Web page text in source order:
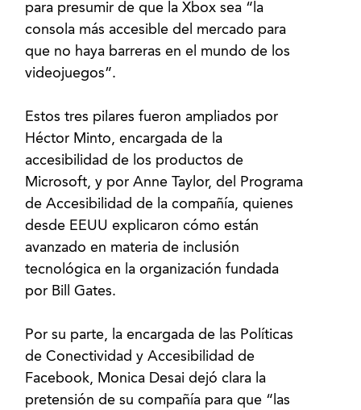
para presumir de que la Xbox sea “la
consola más accesible del mercado para
que no haya barreras en el mundo de los
videojuegos”.
Estos tres pilares fueron ampliados por
Héctor Minto, encargada de la
accesibilidad de los productos de
Microsoft, y por Anne Taylor, del Programa
de Accesibilidad de la compañía, quienes
desde EEUU explicaron cómo están
avanzado en materia de inclusión
tecnológica en la organización fundada
por Bill Gates.
Por su parte, la encargada de las Políticas
de Conectividad y Accesibilidad de
Facebook, Monica Desai dejó clara la
pretensión de su compañía para que “las